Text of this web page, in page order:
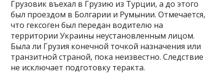
Грузовик въехал в Грузию из Турции, а до этого
был проездом в Болгарии и Румынии. Отмечается,
что гексоген был передан водителю на
территории Украины неустановленным лицом.
Была ли Грузия конечной точкой назначения или
транзитной страной, пока неизвестно. Следствие
не исключает подготовку теракта.